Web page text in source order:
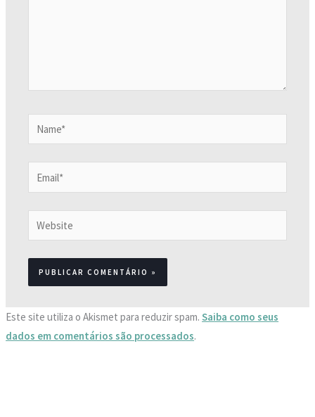
Name*
Email*
Website
Este site utiliza o Akismet para reduzir spam.Saiba como seus
dados em comentários são processados.